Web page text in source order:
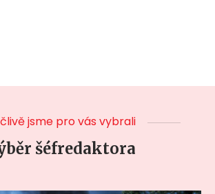
jsme pro vás vybrali
šéfredaktora